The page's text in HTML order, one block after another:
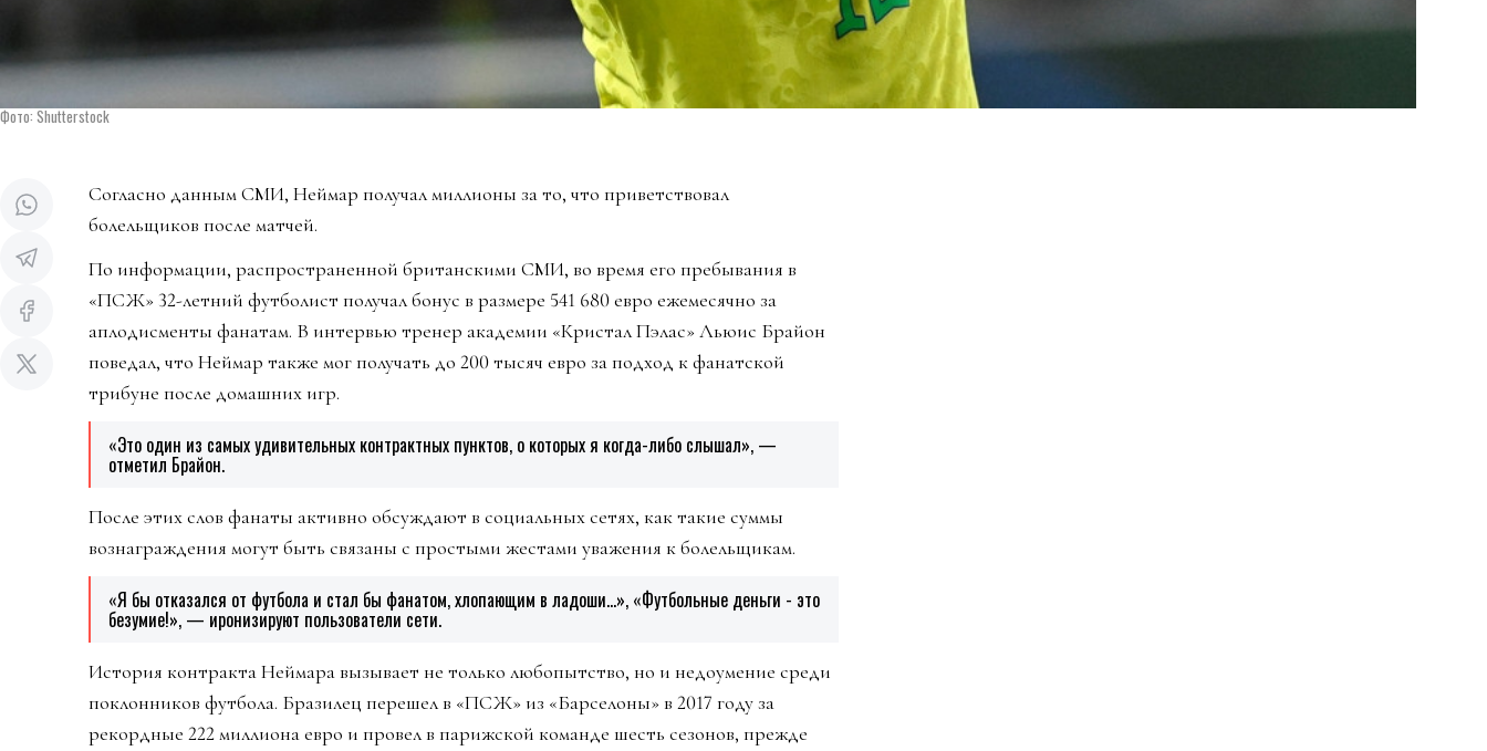
Фото: Shutterstock
Согласно данным СМИ, Неймар получал миллионы за то, что приветствовал
болельщиков после матчей.
По информации, распространенной британскими СМИ, во время его пребывания в
«ПСЖ» 32-летний футболист получал бонус в размере 541 680 евро ежемесячно за
аплодисменты фанатам. В интервью тренер академии «Кристал Пэлас» Льюис Брайон
поведал, что Неймар также мог получать до 200 тысяч евро за подход к фанатской
трибуне после домашних игр.
«Это один из самых удивительных контрактных пунктов, о которых я когда-либо слышал», —
отметил Брайон.
После этих слов фанаты активно обсуждают в социальных сетях, как такие суммы
вознаграждения могут быть связаны с простыми жестами уважения к болельщикам.
«Я бы отказался от футбола и стал бы фанатом, хлопающим в ладоши...», «Футбольные деньги - это
безумие!», — иронизируют пользователи сети.
История контракта Неймара вызывает не только любопытство, но и недоумение среди
поклонников футбола. Бразилец перешел в «ПСЖ» из «Барселоны» в 2017 году за
рекордные 222 миллиона евро и провел в парижской команде шесть сезонов, прежде